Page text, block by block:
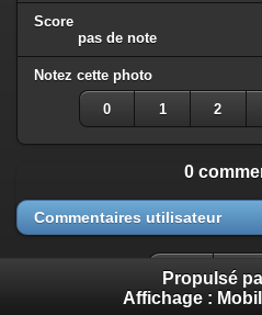
Score
pas de note
Notez cette photo
0 1 2
0
Commentaires utilisateur
Propulsé
Affichage :